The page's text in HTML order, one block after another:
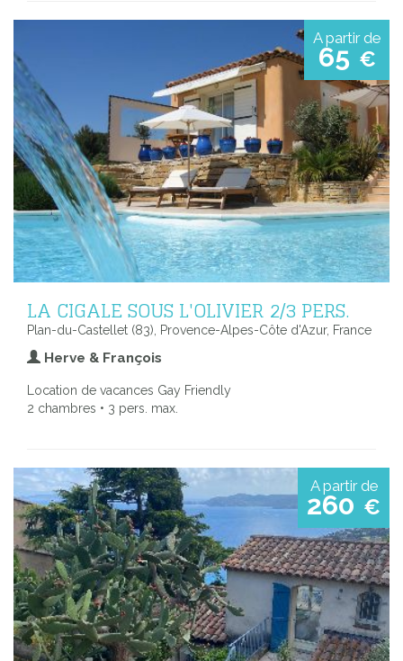
A partir de
65 €
LA CIGALE SOUS L'OLIVIER 2/3 PERS.
Plan-du-Castellet (83), Provence-Alpes-Côte d'Azur, France
Herve & François
Location de vacances Gay Friendly
2 chambres • 3 pers. max.
A partir de
260 €